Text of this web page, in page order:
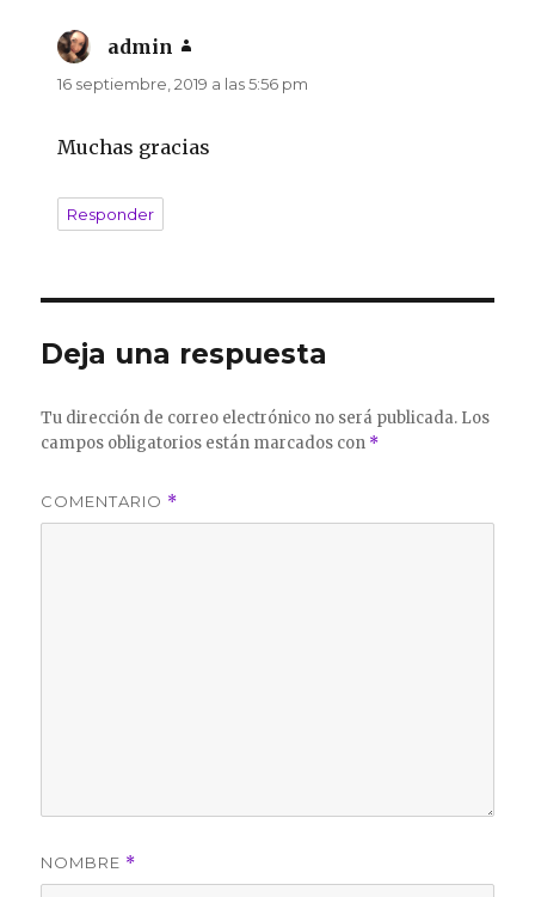
admin
16 septiembre, 2019 a las 5:56 pm
Muchas gracias
Responder
Deja una respuesta
Tu dirección de correo electrónico no será publicada. Los
campos obligatorios están marcados con *
COMENTARIO *
NOMBRE *